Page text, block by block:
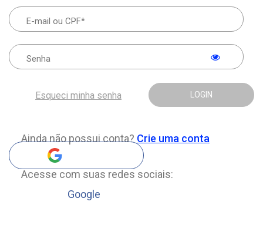
LOGIN
Esqueci minha senha
Ainda não possui conta? Crie uma conta
Acesse com suas redes sociais:
Google